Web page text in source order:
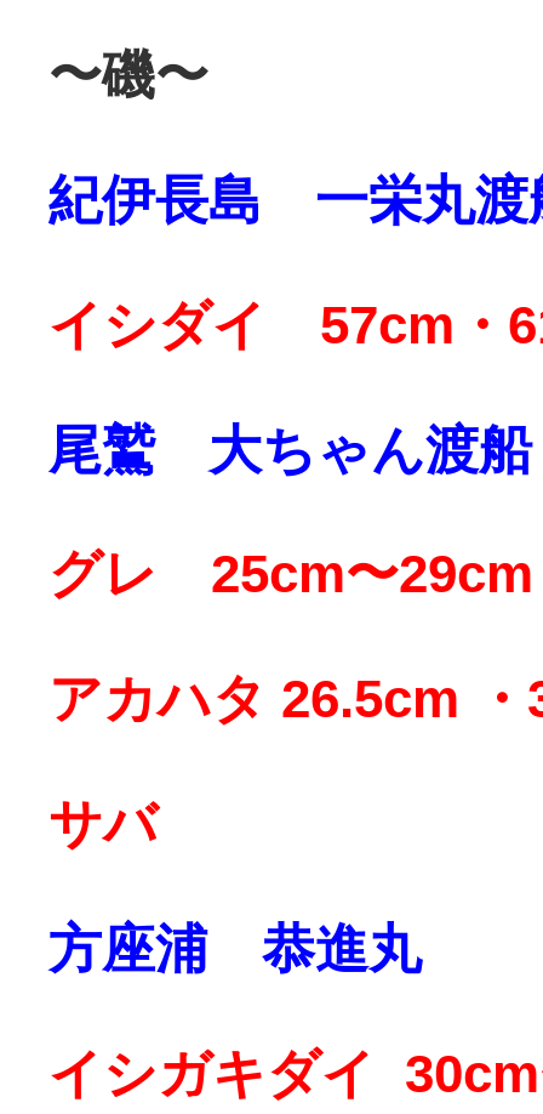
〜磯〜
紀伊長島 一栄丸渡
イシダイ 57cm・
尾鷲 大ちゃん渡船
グレ 25cm〜
アカハタ 26.5cm
サバ
方座浦 恭進丸
イシガキダイ